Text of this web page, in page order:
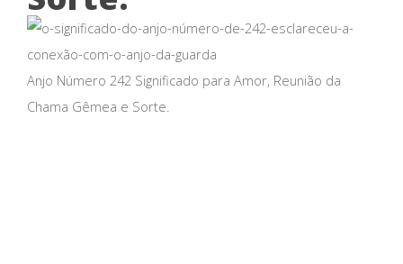
Anjo Número 242 Significado para Amor, Reunião da
Chama Gêmea e Sorte.